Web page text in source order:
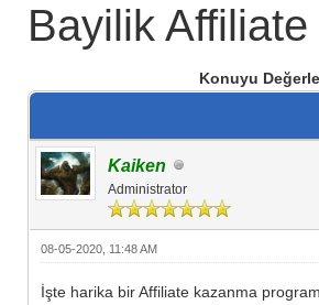
Bayilik Affiliate
Konuyu
Kaiken
Administrator
08-05-2020, 11:48 AM
İşte harika bir Affiliate kazanma